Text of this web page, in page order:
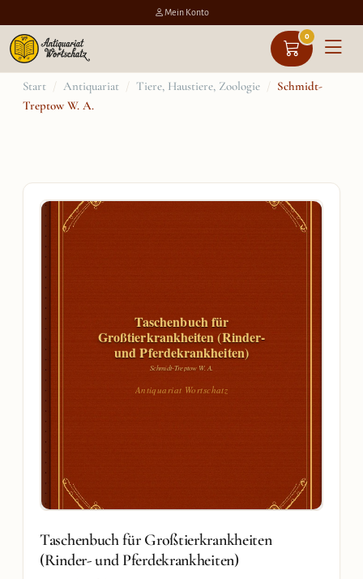
Mein Konto
0
Zum
Inhalt
Start / Antiquariat / Tiere, Haustiere, Zoologie / Schmidt-
Treptow W. A.
Taschenbuch für
Großtierkrankheiten (Rinder-
und Pferdekrankheiten)
Schmidt-Treptow W. A.
Antiquariat Wortschatz
Taschenbuch für Großtierkrankheiten
(Rinder- und Pferdekrankheiten)